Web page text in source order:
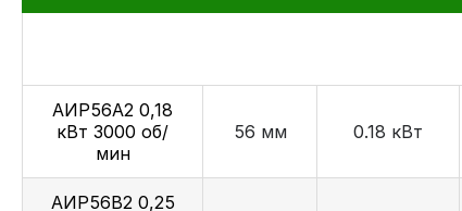
АИР56А2 0,18
кВт 3000 об/
мин
56 мм 0.18 кВт
АИР56В2 0,25